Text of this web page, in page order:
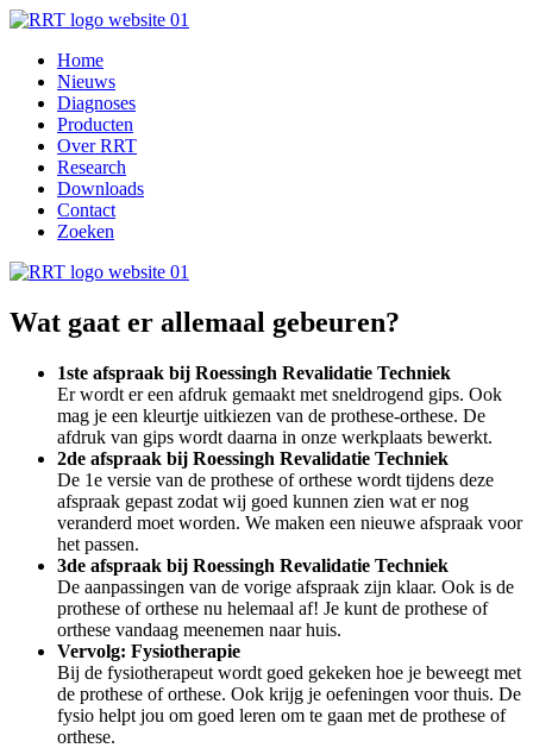
Home
Nieuws
Diagnoses
Producten
Over RRT
Research
Downloads
Contact
Zoeken
Wat gaat er allemaal gebeuren?
1ste afspraak bij Roessingh Revalidatie Techniek
Er wordt er een afdruk gemaakt met sneldrogend gips. Ook
mag je een kleurtje uitkiezen van de prothese-orthese. De
afdruk van gips wordt daarna in onze werkplaats bewerkt.
2de afspraak bij Roessingh Revalidatie Techniek
De 1e versie van de prothese of orthese wordt tijdens deze
afspraak gepast zodat wij goed kunnen zien wat er nog
veranderd moet worden. We maken een nieuwe afspraak voor
het passen.
3de afspraak bij Roessingh Revalidatie Techniek
De aanpassingen van de vorige afspraak zijn klaar. Ook is de
prothese of orthese nu helemaal af! Je kunt de prothese of
orthese vandaag meenemen naar huis.
Vervolg: Fysiotherapie
Bij de fysiotherapeut wordt goed gekeken hoe je beweegt met
de prothese of orthese. Ook krijg je oefeningen voor thuis. De
fysio helpt jou om goed leren om te gaan met de prothese of
orthese.